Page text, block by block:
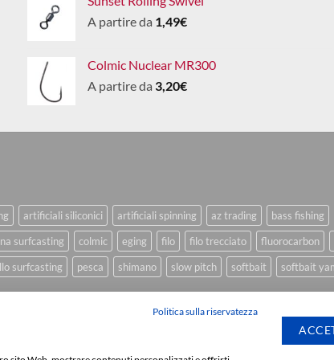
A partire da 1,49€
Colmic Nuclear MR300
A partire da 3,20€
artificiali siliconici artificiali spinning az trading bass fishing
surfcasting colmic eging filo filo trecciato fluorocarbon
surfcasting pesca shimano slow pitch softbait softbait
Politica sulla riservatezza